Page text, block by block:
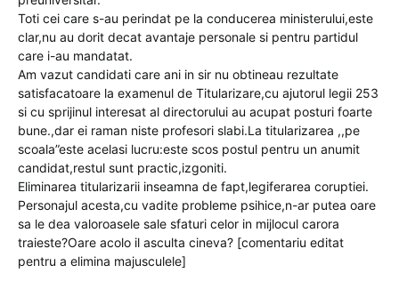
Toti cei care s-au perindat pe la conducerea ministerului,este
clar,nu au dorit decat avantaje personale si pentru partidul
care i-au mandatat.
Am vazut candidati care ani in sir nu obtineau rezultate
satisfacatoare la examenul de Titularizare,cu ajutorul legii 253
si cu sprijinul interesat al directorului au acupat posturi foarte
bune.,dar ei raman niste profesori slabi.La titularizarea ,,pe
scoala”este acelasi lucru:este scos postul pentru un anumit
candidat,restul sunt practic,izgoniti.
Eliminarea titularizarii inseamna de fapt,legiferarea coruptiei.
Personajul acesta,cu vadite probleme psihice,n-ar putea oare
sa le dea valoroasele sale sfaturi celor in mijlocul carora
traieste?Oare acolo il asculta cineva? [comentariu editat
pentru a elimina majusculele]